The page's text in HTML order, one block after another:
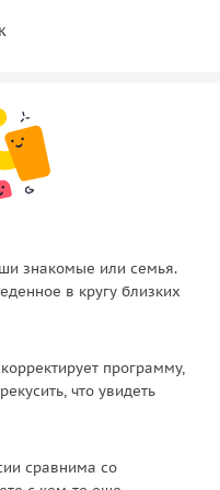
из главных центров
винтовой лестнице
а вместо перил
уникальный
синяя глазурь с
«Божий Рай».
знакомые или семья.
в кругу близких
программу,
что увидеть
сравнима со